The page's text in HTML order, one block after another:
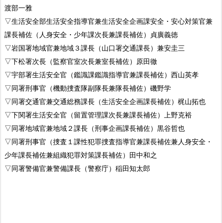
渡部一雅
▽生活安全部生活安全指導官兼生活安全企画課安全・安心対策官兼
課長補佐（人身安全・少年課次長兼課長補佐）貞廣義徳
▽岩国署地域官兼地域３課長（山口署交通課長）兼安圭三
▽下松署次長（監察官室次長兼室長補佐）原田徹
▽宇部署生活安全官（鑑識課鑑識指導官兼課長補佐）西山英孝
▽同署刑事官（機動捜査隊副隊長兼隊長補佐）磯野学
▽同署交通官兼交通総務課長（生活安全企画課長補佐）梶山拓也
▽下関署生活安全官（留置管理課次長兼課長補佐）上野克裕
▽同署地域官兼地域２課長（刑事企画課長補佐）黒谷哲也
▽同署刑事官（捜査１課性犯罪捜査指導官兼課長補佐兼人身安全・
少年課長補佐兼組織犯罪対策課長補佐）田中和之
▽同署警備官兼警備課長（警察庁）稲田知太郎